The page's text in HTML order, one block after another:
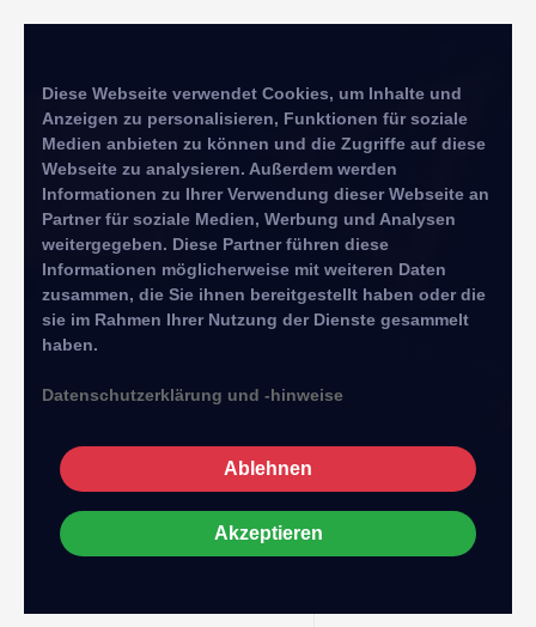
Diese Webseite verwendet Cookies, um Inhalte und
Anzeigen zu personalisieren, Funktionen für soziale
Medien anbieten zu können und die Zugriffe auf diese
Webseite zu analysieren. Außerdem werden
Informationen zu Ihrer Verwendung dieser Webseite an
Partner für soziale Medien, Werbung und Analysen
weitergegeben. Diese Partner führen diese
Informationen möglicherweise mit weiteren Daten
zusammen, die Sie ihnen bereitgestellt haben oder die
sie im Rahmen Ihrer Nutzung der Dienste gesammelt
haben.
Datenschutzerklärung und -hinweise
Ablehnen
Akzeptieren